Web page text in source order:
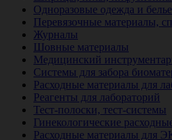
Одноразовые одежда и белье
Перевязочные материалы,
Журналы
Шовные материалы
Медицинский
Системы для забора
Расходные материалы для
Реагенты для лабораторий
Тест-полоски, тест-системы
Гинекологические
Расходные материалы для